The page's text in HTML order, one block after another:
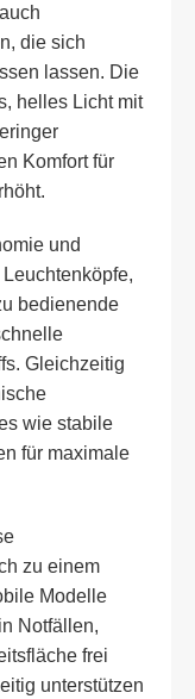
die sich
lassen. Die
helles Licht mit
Komfort für
und
bedienende
Gleichzeitig
wie stabile
für maximale
zu einem
Modelle
Notfällen,
frei
unterstützen